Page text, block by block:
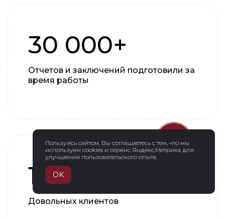
30 000+
Отчетов и заключений подготовили за
время работы
10 тыс.
Довольных клиентов
Пользуясь сайтом, Вы соглашаетесь с тем, что мы
используем cookies и сервис Яндекс.Метрика для
улучшения пользовательского опыта.
OK